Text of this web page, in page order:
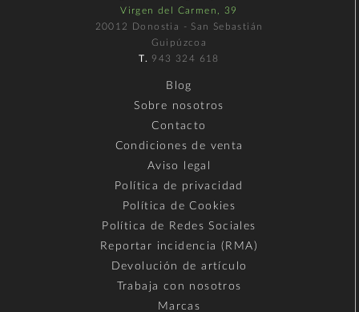
Virgen del Carmen, 39
20012 Donostia - San Sebastián
Guipúzcoa
T. 943 324 618
Blog
Sobre nosotros
Contacto
Condiciones de venta
Aviso legal
Política de privacidad
Política de Cookies
Política de Redes Sociales
Reportar incidencia (RMA)
Devolución de artículo
Trabaja con nosotros
Marcas